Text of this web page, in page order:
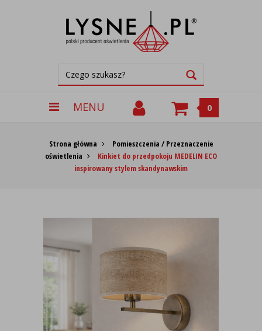
MENU 0
Strona główna
Pomieszczenia / Przeznaczenie
oświetlenia
Kinkiet do przedpokoju MEDELIN ECO
inspirowany stylem skandynawskim